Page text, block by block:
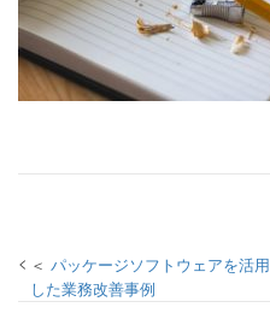
パッケージソフトウェアを活用
した業務改善事例